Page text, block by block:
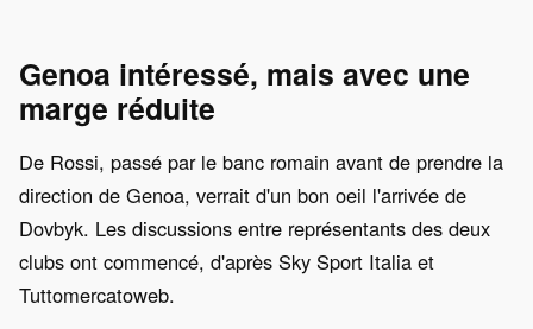
Genoa intéressé, mais avec une
marge réduite
De Rossi, passé par le banc romain avant de prendre la
direction de Genoa, verrait d'un bon oeil l'arrivée de
Dovbyk. Les discussions entre représentants des deux
clubs ont commencé, d'après Sky Sport Italia et
Tuttomercatoweb.